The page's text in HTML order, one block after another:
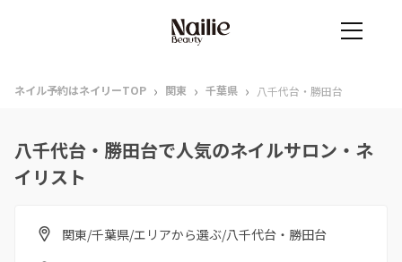
ネイル予約はネイリーTOP › 関東 › 千葉県 › 八千代台・勝田台
八千代台・勝田台で人気のネイルサロン・ネ
イリスト
関東/千葉県/エリアから選ぶ/八千代台・勝田台